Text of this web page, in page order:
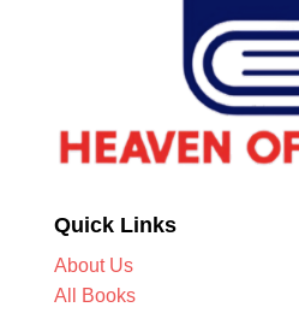
Quick Links
About Us
All Books